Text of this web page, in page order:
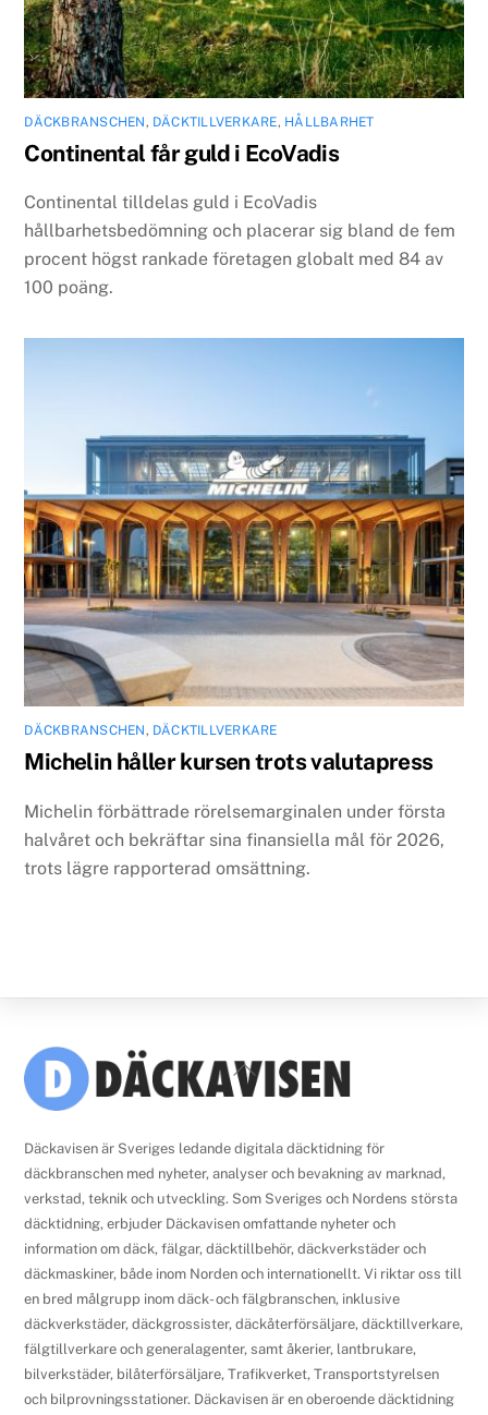
DÄCKBRANSCHEN , DÄCKTILLVERKARE, HÅLLBARHET
Continental får guld i EcoVadis
Continental tilldelas guld i EcoVadis
hållbarhetsbedömning och placerar sig bland de fem
procent högst rankade företagen globalt med 84 av
100 poäng.
DÄCKBRANSCHEN , DÄCKTILLVERKARE
Michelin håller kursen trots valutapress
Michelin förbättrade rörelsemarginalen under första
halvåret och bekräftar sina finansiella mål för 2026,
trots lägre rapporterad omsättning.
Back
To
Däckavisen är Sveriges ledande digitala däcktidning för
däckbranschen med nyheter, analyser och bevakning av marknad,
verkstad, teknik och utveckling. Som Sveriges och Nordens största
däcktidning, erbjuder Däckavisen omfattande nyheter och
information om däck, fälgar, däcktillbehör, däckverkstäder och
däckmaskiner, både inom Norden och internationellt. Vi riktar oss till
en bred målgrupp inom däck- och fälgbranschen, inklusive
däckverkstäder, däckgrossister, däckåterförsäljare, däcktillverkare,
fälgtillverkare och generalagenter, samt åkerier, lantbrukare,
bilverkstäder, bilåterförsäljare, Trafikverket, Transportstyrelsen
och bilprovningsstationer. Däckavisen är en oberoende däcktidning